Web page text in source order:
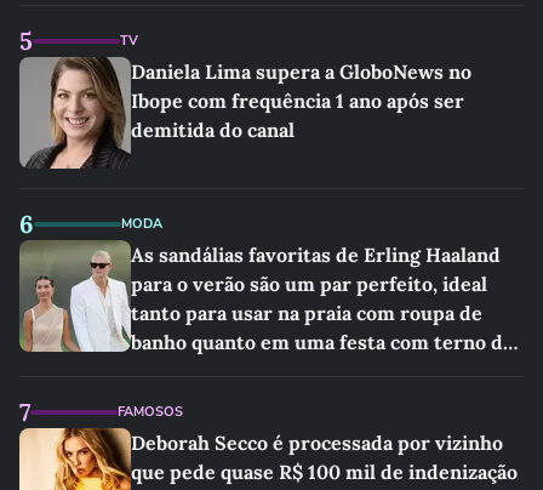
5 TV
Daniela Lima supera a GloboNews no
Ibope com frequência 1 ano após ser
demitida do canal
6 MODA
As sandálias favoritas de Erling Haaland
para o verão são um par perfeito, ideal
tanto para usar na praia com roupa de
banho quanto em uma festa com terno de
7 FAMOSOS
Deborah Secco é processada por vizinho
que pede quase R$ 100 mil de indenização